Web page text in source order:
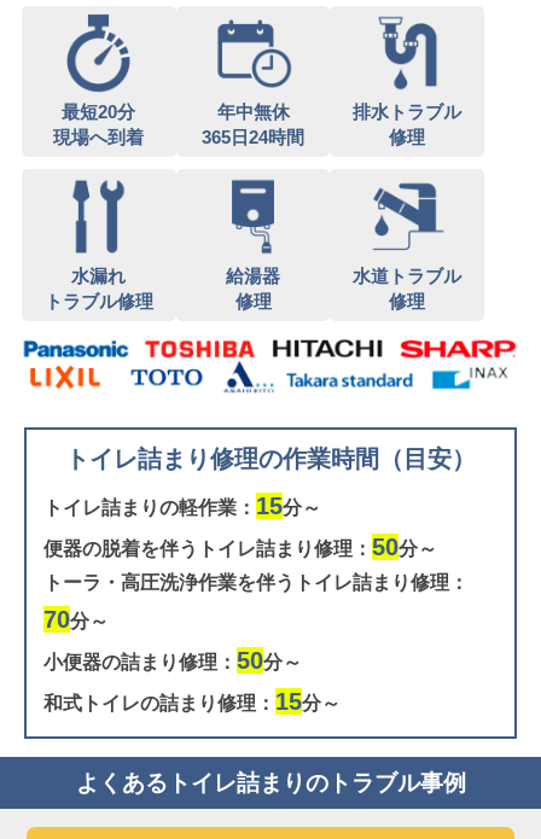
最短20分
現場へ到着
年中無休
365日24時間
排水トラブル
修理
水漏れ
トラブル修理
給湯器
修理
水道トラブル
修理
トイレ詰まり修理の作業時間（目安）
トイレ詰まりの軽作業： 15分～
便器の脱着を伴うトイレ詰まり修理： 50分～
トーラ・高圧洗浄作業を伴うトイレ詰まり修理：
70分～
小便器の詰まり修理： 50分～
和式トイレの詰まり修理： 15分～
よくあるトイレ詰まりのトラブル事例